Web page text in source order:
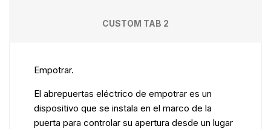
CUSTOM TAB 2
Empotrar.
El abrepuertas eléctrico de empotrar es un
dispositivo que se instala en el marco de la
puerta para controlar su apertura desde un lugar